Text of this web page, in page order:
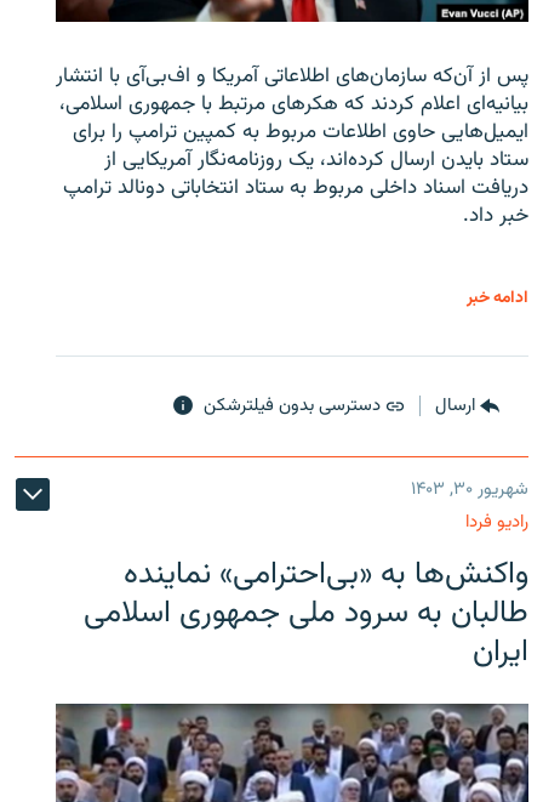
پس از آن‌که سازمان‌های اطلاعاتی آمریکا و اف‌بی‌آی با انتشار
بیانیه‌ای اعلام کردند که هکرهای مرتبط با جمهوری اسلامی،
ایمیل‌هایی حاوی اطلاعات مربوط به کمپین ترامپ را برای
ستاد بایدن ارسال کرده‌اند، یک روزنامه‌نگار آمریکایی از
دریافت اسناد داخلی مربوط به ستاد انتخاباتی دونالد ترامپ
خبر داد.
ادامه خبر
ارسال دسترسی بدون فیلترشکن
شهریور ۳۰, ۱۴۰۳
رادیو فردا
واکنش‌ها به «بی‌احترامی» نماینده
طالبان به سرود ملی جمهوری اسلامی
ایران